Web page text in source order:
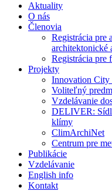
Aktuality
O nás
Členovia
Registrácia pre
architektonické
Registrácia pre
Projekty
Innovation City
Voliteľný
Vzdelávanie
DELIVER:
klímy
ClimArchiNet
Centrum pre
Publikácie
Vzdelávanie
English info
Kontakt